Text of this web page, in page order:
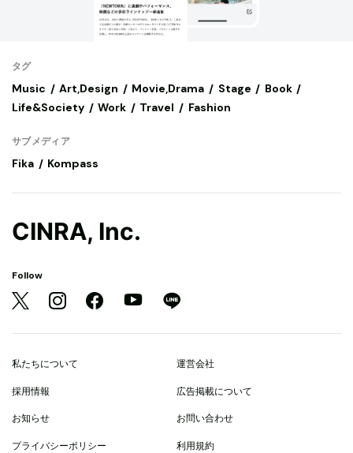
タグ
Music Art,Design Movie,Drama Stage
Book
Life&Society
Work Travel Fashion
サブメディア
Fika Kompass
CINRA, Inc.
Follow
私たちについて 運営会社
採用情報 広告掲載について
お知らせ お問い合わせ
プライバシーポリシー 利用規約